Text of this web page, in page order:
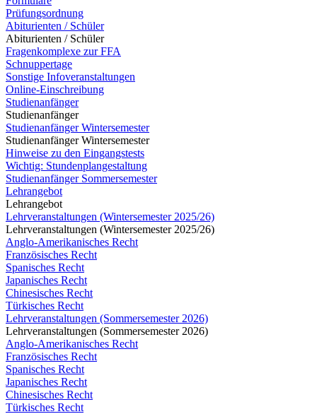
Prüfungsordnung
Abiturienten / Schüler
Abiturienten / Schüler
Fragenkomplexe zur FFA
Schnuppertage
Sonstige Infoveranstaltungen
Online-Einschreibung
Studienanfänger
Studienanfänger
Studienanfänger Wintersemester
Studienanfänger Wintersemester
Hinweise zu den Eingangstests
Wichtig: Stundenplangestaltung
Studienanfänger Sommersemester
Lehrangebot
Lehrangebot
Lehrveranstaltungen (Wintersemester 2025/26)
Lehrveranstaltungen (Wintersemester 2025/26)
Anglo-Amerikanisches Recht
Französisches Recht
Spanisches Recht
Japanisches Recht
Chinesisches Recht
Türkisches Recht
Lehrveranstaltungen (Sommersemester 2026)
Lehrveranstaltungen (Sommersemester 2026)
Anglo-Amerikanisches Recht
Französisches Recht
Spanisches Recht
Japanisches Recht
Chinesisches Recht
Türkisches Recht